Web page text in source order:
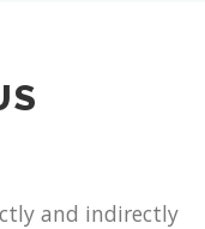
and indirectly